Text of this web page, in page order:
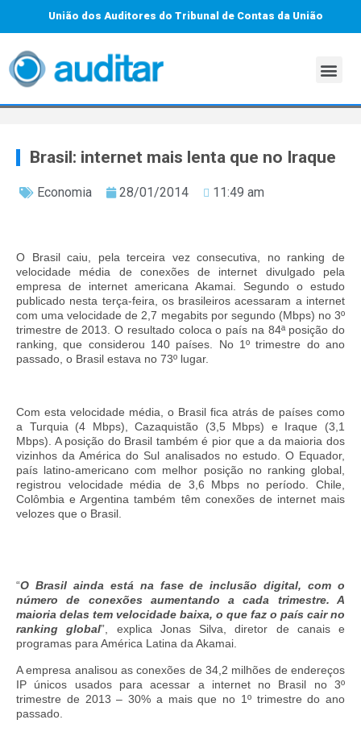
União dos Auditores do Tribunal de Contas da União
Brasil: internet mais lenta que no Iraque
Economia 28/01/2014 11:49 am
O Brasil caiu, pela terceira vez consecutiva, no ranking de
velocidade média de conexões de internet divulgado pela
empresa de internet americana Akamai. Segundo o estudo
publicado nesta terça-feira, os brasileiros acessaram a internet
com uma velocidade de 2,7 megabits por segundo (Mbps) no 3º
trimestre de 2013. O resultado coloca o país na 84ª posição do
ranking, que considerou 140 países. No 1º trimestre do ano
passado, o Brasil estava no 73º lugar.
Com esta velocidade média, o Brasil fica atrás de países como
a Turquia (4 Mbps), Cazaquistão (3,5 Mbps) e Iraque (3,1
Mbps). A posição do Brasil também é pior que a da maioria dos
vizinhos da América do Sul analisados no estudo. O Equador,
país latino-americano com melhor posição no ranking global,
registrou velocidade média de 3,6 Mbps no período. Chile,
Colômbia e Argentina também têm conexões de internet mais
velozes que o Brasil.
“O Brasil ainda está na fase de inclusão digital, com o
número de conexões aumentando a cada trimestre. A
maioria delas tem velocidade baixa, o que faz o país cair no
ranking global”, explica Jonas Silva, diretor de canais e
programas para América Latina da Akamai.
A empresa analisou as conexões de 34,2 milhões de endereços
IP únicos usados para acessar a internet no Brasil no 3º
trimestre de 2013 – 30% a mais que no 1º trimestre do ano
passado.